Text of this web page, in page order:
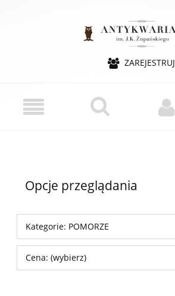
ZAREJESTRUJ
Opcje przeglądania
Kategorie: POMORZE
Cena: (wybierz)